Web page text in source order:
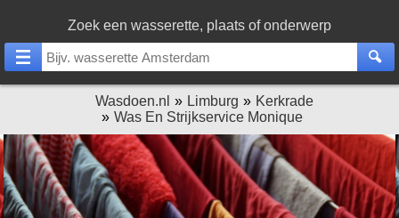
Zoek een wasserette, plaats of onderwerp
Wasdoen.nl Limburg
Kerkrade
Was En Strijkservice Monique